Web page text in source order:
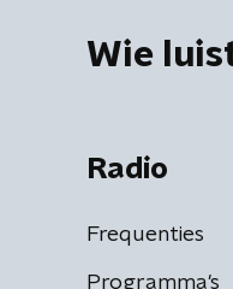
Wie
Radio
Frequenties
Programma's